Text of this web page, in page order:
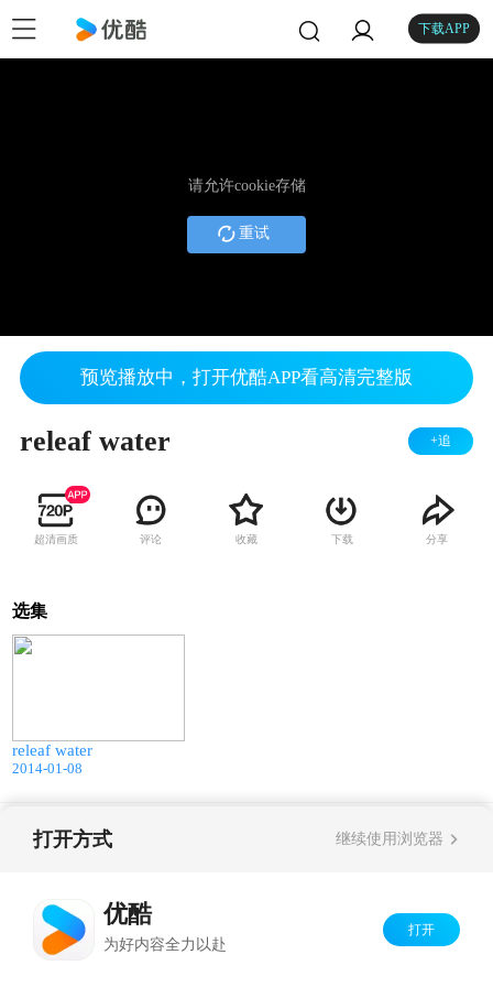
下载APP
请允许cookie存储
重试
预览播放中，打开优酷APP看高清完整版
releaf water +追
超清画质 评论 收藏 下载 分享
选集
releaf water
2014-01-08
版权所有
打开方式 继续使用浏览器
优酷
为好内容全力以赴
打开